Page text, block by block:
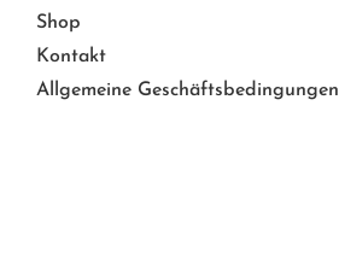
Shop
Kontakt
Allgemeine Geschäftsbedingungen